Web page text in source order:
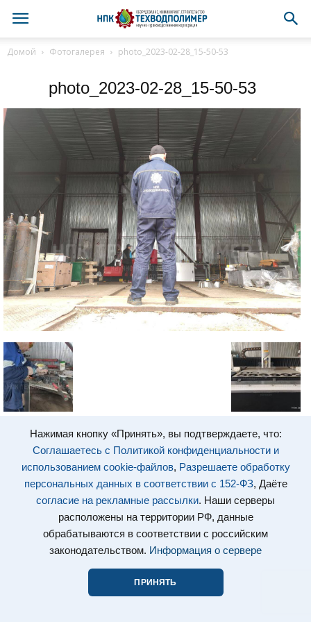
Нажимая кнопку «Принять», вы подтверждаете, что:
Соглашаетесь с Политикой конфиденциальности и
использованием cookie-файлов, Разрешаете обработку
персональных данных в соответствии с 152-ФЗ, Даёте
согласие на рекламные рассылки. Наши серверы
расположены на территории РФ, данные
обрабатываются в соответствии с российским
законодательством. Информация о сервере
ПРИНЯТЬ
Домой Фотогалерея photo_2023-02-28_15-50-53
photo_2023-02-28_15-50-53